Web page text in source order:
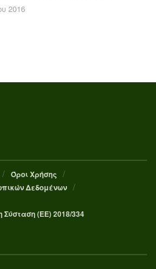
2016
Όροι Χρήσης
Δεδομένων
(ΕΕ) 2018/334